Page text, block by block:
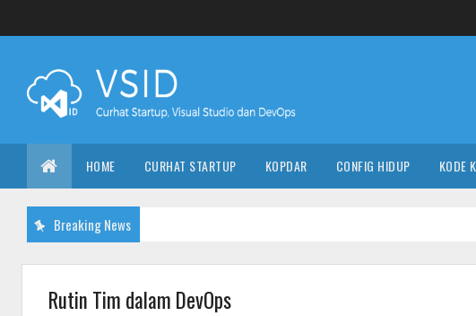
HOME CURHAT STARTUP KOPDAR CONFIG HIDUP KODE
Breaking News
Rutin Tim dalam DevOps